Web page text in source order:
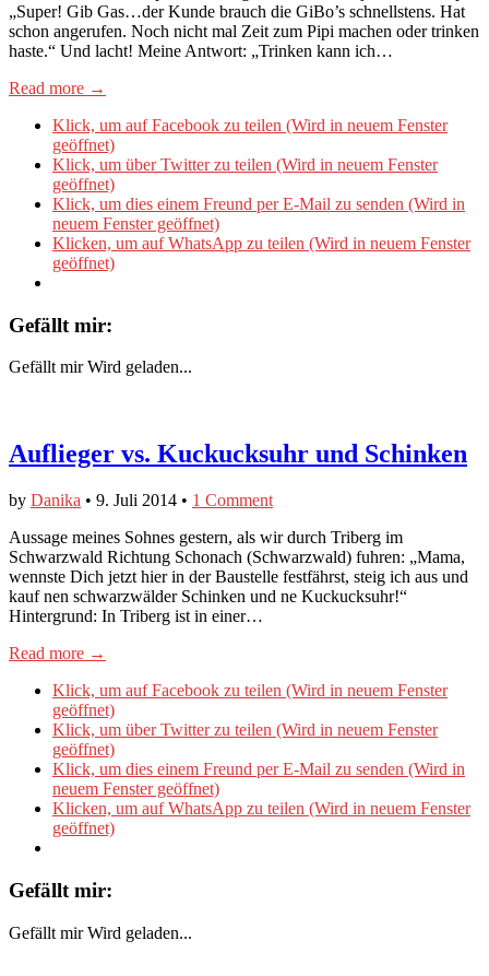
„Super! Gib Gas…der Kunde brauch die GiBo’s schnellstens. Hat
schon angerufen. Noch nicht mal Zeit zum Pipi machen oder trinken
haste.“ Und lacht! Meine Antwort: „Trinken kann ich…
Read more →
Klick, um auf Facebook zu teilen (Wird in neuem Fenster
geöffnet)
Klick, um über Twitter zu teilen (Wird in neuem Fenster
geöffnet)
Klick, um dies einem Freund per E-Mail zu senden (Wird in
neuem Fenster geöffnet)
Klicken, um auf WhatsApp zu teilen (Wird in neuem Fenster
geöffnet)
Gefällt mir:
Gefällt mir Wird geladen...
Auflieger vs. Kuckucksuhr und Schinken
by Danika • 9. Juli 2014 • 1 Comment
Aussage meines Sohnes gestern, als wir durch Triberg im
Schwarzwald Richtung Schonach (Schwarzwald) fuhren: „Mama,
wennste Dich jetzt hier in der Baustelle festfährst, steig ich aus und
kauf nen schwarzwälder Schinken und ne Kuckucksuhr!“
Hintergrund: In Triberg ist in einer…
Read more →
Klick, um auf Facebook zu teilen (Wird in neuem Fenster
geöffnet)
Klick, um über Twitter zu teilen (Wird in neuem Fenster
geöffnet)
Klick, um dies einem Freund per E-Mail zu senden (Wird in
neuem Fenster geöffnet)
Klicken, um auf WhatsApp zu teilen (Wird in neuem Fenster
geöffnet)
Gefällt mir:
Gefällt mir Wird geladen...